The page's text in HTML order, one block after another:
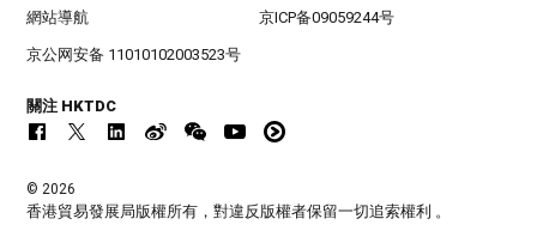
網站導航 京ICP备09059244号
京公网安备 11010102003523号
關注 HKTDC
© 2026
香港貿易發展局版權所有，對違反版權者保留一切追索權利 。